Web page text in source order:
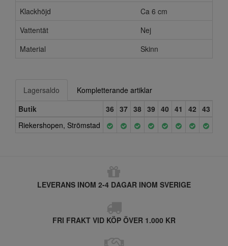
Klackhöjd
Ca 6 cm
Vattentät
Nej
Material
Skinn
Lagersaldo
Kompletterande artiklar
Butik
36 37 38 39 40 41 42 43
Riekershopen, Strömstad
LEVERANS INOM 2-4 DAGAR INOM SVERIGE
FRI FRAKT VID KÖP ÖVER 1.000 KR